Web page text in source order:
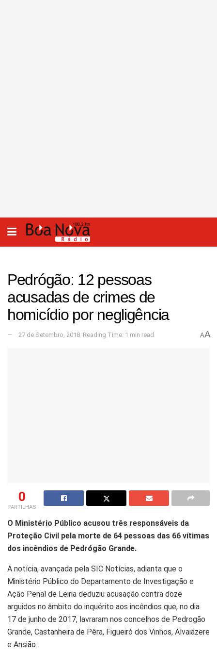
Pedrógão: 12 pessoas
acusadas de crimes de
homicídio por negligência
27 de Setembro, 2018 Reading Time: 1 min read AA
0
PARTILHAS
O Ministério Público acusou três responsáveis da
Proteção Civil pela morte de 64 pessoas das 66 vítimas
dos incêndios de Pedrógão Grande.
A notícia, avançada pela SIC Notícias, adianta que o
Ministério Público do Departamento de Investigação e
Ação Penal de Leiria deduziu acusação contra doze
arguidos no âmbito do inquérito aos incêndios que, no dia
17 de junho de 2017, lavraram nos concelhos de Pedrogão
Grande, Castanheira de Pêra, Figueiró dos Vinhos, Alvaiázere
e Ansião.